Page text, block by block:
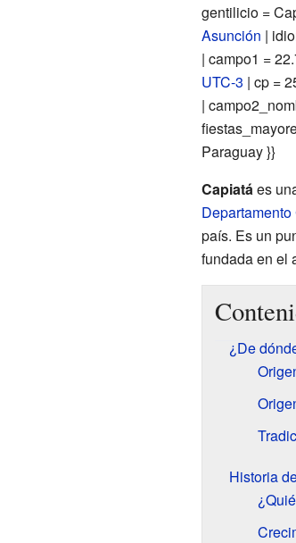
gentilicio =
Asunción |
| campo1 =
UTC-3 | cp =
|
Paraguay }}
Capiatáes
Departamento
país. Es un
fundada en el
¿De
Historia